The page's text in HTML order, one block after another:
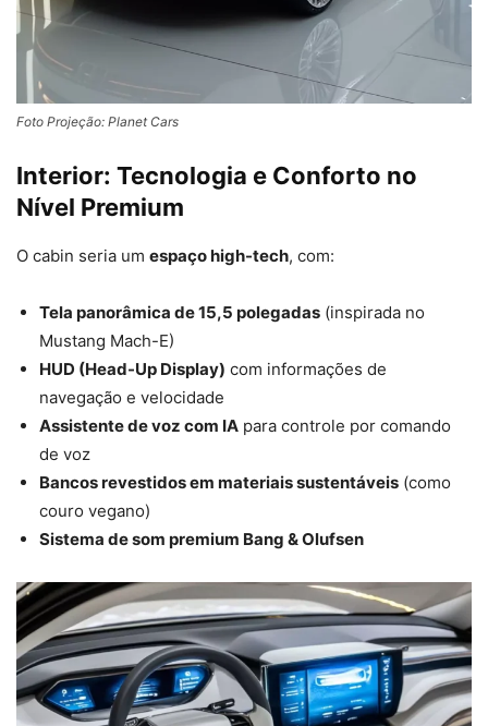
Foto Projeção: Planet Cars
Interior: Tecnologia e Conforto no
Nível Premium
O cabin seria um espaço high-tech, com:
Tela panorâmica de 15,5 polegadas (inspirada no
Mustang Mach-E)
HUD (Head-Up Display) com informações de
navegação e velocidade
Assistente de voz com IA para controle por comando
de voz
Bancos revestidos em materiais sustentáveis (como
couro vegano)
Sistema de som premium Bang & Olufsen